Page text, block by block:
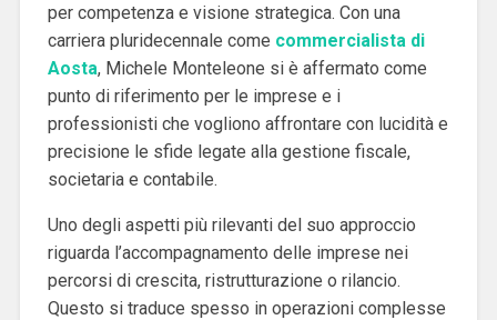
per competenza e visione strategica. Con una
carriera pluridecennale come commercialista di
Aosta, Michele Monteleone si è affermato come
punto di riferimento per le imprese e i
professionisti che vogliono affrontare con lucidità e
precisione le sfide legate alla gestione fiscale,
societaria e contabile.
Uno degli aspetti più rilevanti del suo approccio
riguarda l’accompagnamento delle imprese nei
percorsi di crescita, ristrutturazione o rilancio.
Questo si traduce spesso in operazioni complesse